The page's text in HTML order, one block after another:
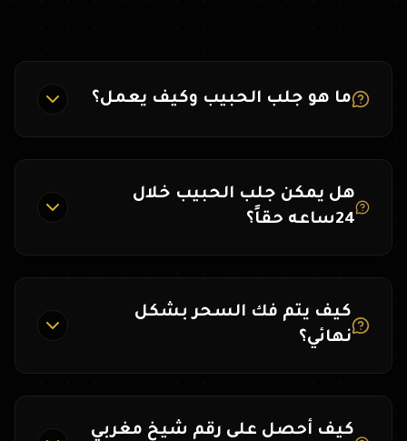
ما هو جلب الحبيب وكيف يعمل؟
هل يمكن جلب الحبيب خلال
24ساعه حقاً؟
كيف يتم فك السحر بشكل
نهائي؟
كيف أحصل على رقم شيخ مغربي